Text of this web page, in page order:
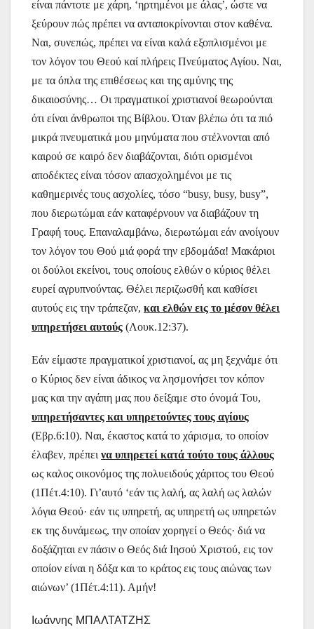
είναι πάντοτε με χάρη, ‘ηρτημένοι με άλας’, ώστε να
ξεύρουν πώς πρέπει να ανταποκρίνονται στον καθένα.
Ναι, συνεπώς, πρέπει να είναι καλά εξοπλισμένοι με
τον λόγον του Θεού καί πλήρεις Πνεύματος Αγίου. Ναι,
με τα όπλα της επιθέσεως και της αμύνης της
δικαιοσύνης… Οι πραγματικοί χριστιανοί θεωρούνται
ότι είναι άνθρωποι της Βίβλου. Όταν βλέπω ότι τα πιό
μικρά πνευματικά μου μηνύματα που στέλνονται από
καιρού σε καιρό δεν διαβάζονται, διότι ορισμένοι
αποδέκτες είναι τόσον απασχολημένοι με τις
καθημερινές τους ασχολίες, τόσο “busy, busy, busy”,
που διερωτώμαι εάν καταφέρνουν να διαβάζουν τη
Γραφή τους. Επαναλαμβάνω, διερωτώμαι εάν ανοίγουν
τον λόγον του Θού μιά φορά την εβδομάδα! Μακάριοι
οι δούλοι εκείνοι, τους οποίους ελθών ο κύριος θέλει
ευρεί αγρυπνούντας. Θέλει περιζωσθή και καθίσει
αυτούς εις την τράπεζαν, και ελθών εις το μέσον θέλει
υπηρετήσει αυτούς (Λουκ.12:37).
Εάν είμαστε πραγματικοί χριστιανοί, ας μη ξεχνάμε ότι
ο Κύριος δεν είναι άδικος να λησμονήσει τον κόπον
μας και την αγάπη μας που δείξαμε στο όνομά Του,
υπηρετήσαντες και υπηρετούντες τους αγίους
(Εβρ.6:10). Ναι, έκαστος κατά το χάρισμα, το οποίον
έλαβεν, πρέπει να υπηρετεί κατά τούτο τους άλλους
ως καλος οικονόμος της πολυειδούς χάριτος του Θεού
(1Πέτ.4:10). Γι’αυτό ‘εάν τις λαλή, ας λαλή ως λαλών
λόγια Θεού· εάν τις υπηρετή, ας υπηρετή ως υπηρετών
εκ της δυνάμεως, την οποίαν χορηγεί ο Θεός· διά να
δοξάζηται εν πάσιν ο Θεός διά Ιησού Χριστού, εις τον
οποίον είναι η δόξα και το κράτος εις τους αιώνας των
αιώνων’ (1Πέτ.4:11). Αμήν!
Ιωάννης ΜΠΑΛΤΑΤΖΗΣ